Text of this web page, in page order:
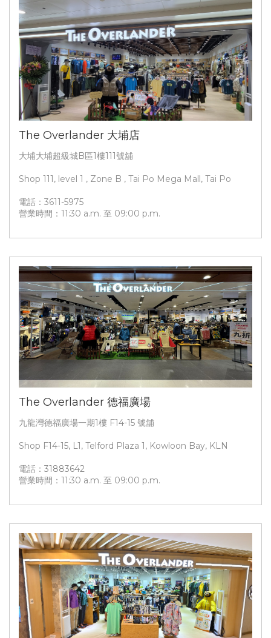
The Overlander 大埔店
大埔大埔超級城B區1樓111號舖
Shop 111, level 1 , Zone B , Tai Po Mega Mall, Tai Po
電話：3611-5975
營業時間：11:30 a.m. 至 09:00 p.m.
The Overlander 德福廣場
九龍灣德福廣場一期1樓 F14-15 號舖
Shop F14-15, L1, Telford Plaza 1, Kowloon Bay, KLN
電話：31883642
營業時間：11:30 a.m. 至 09:00 p.m.